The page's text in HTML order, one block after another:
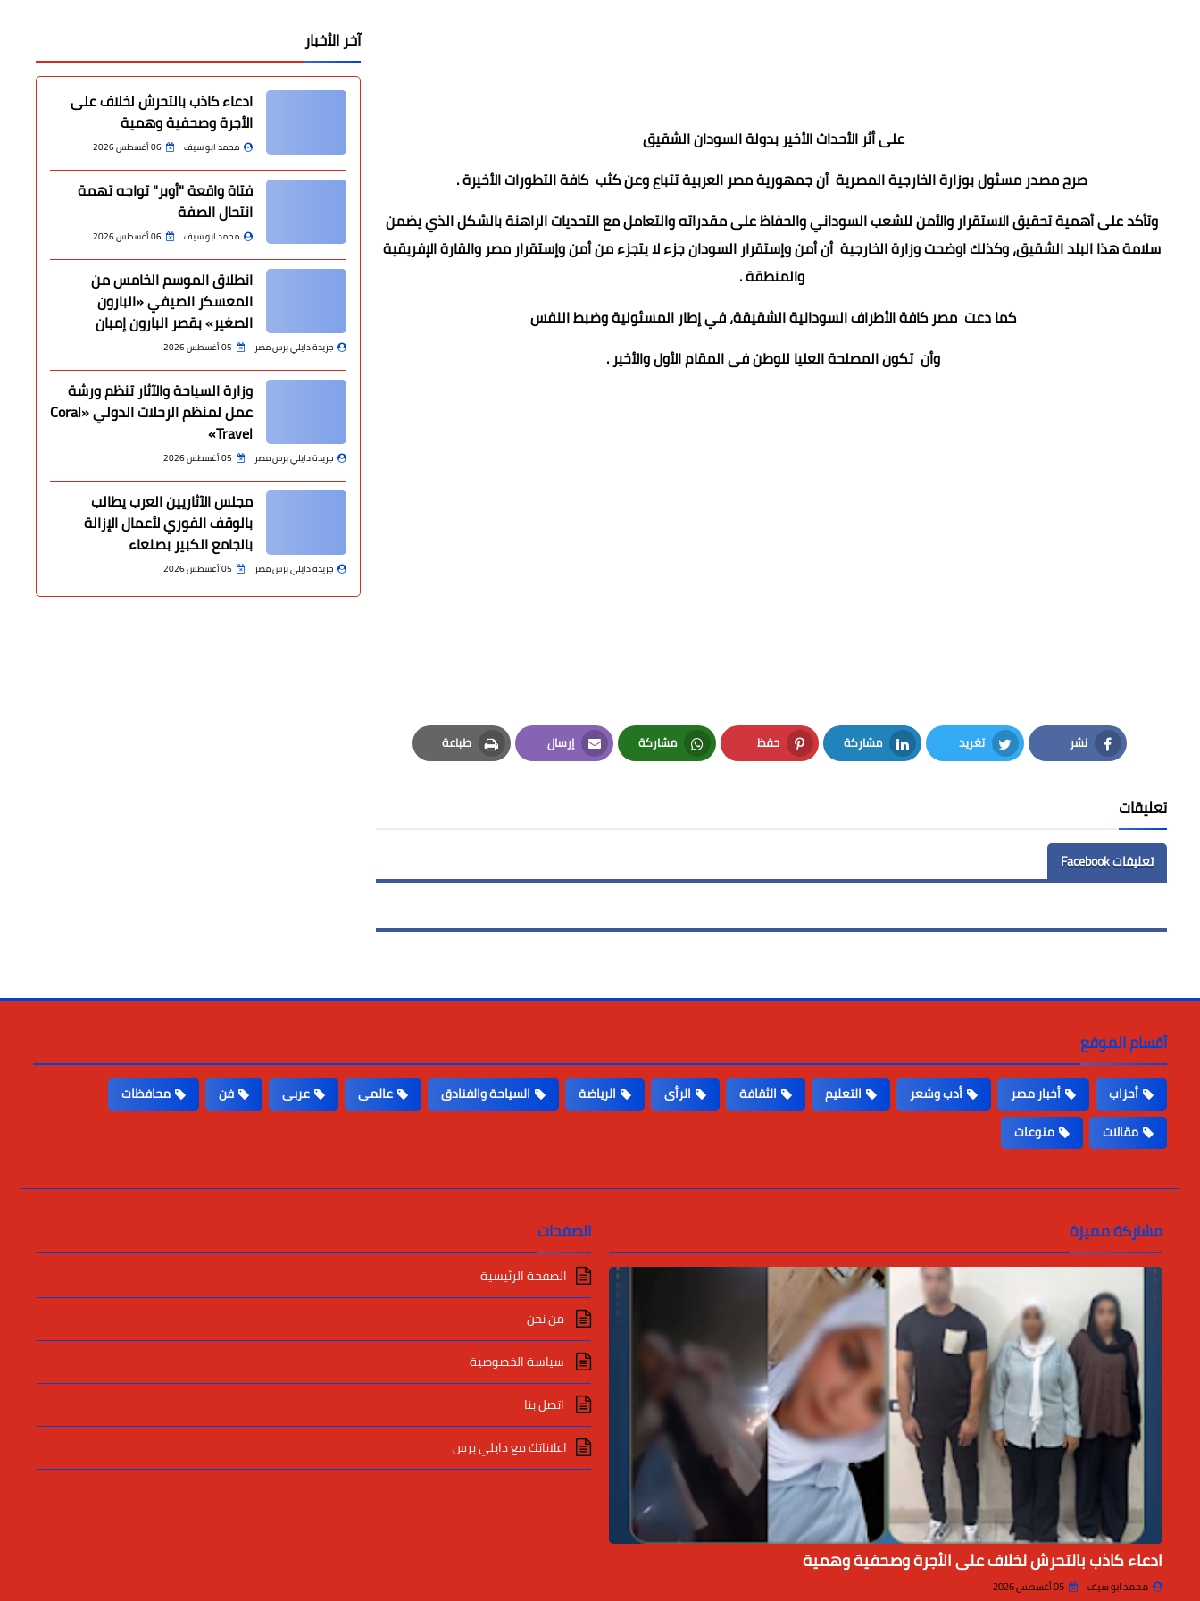
على أثر الأحداث الأخير بدولة السودان الشقيق
صرح مصدر مسئول بوزارة الخارجية المصرية أن جمهورية مصر العربية تتباع وعن كثب كافة التطورات الأخيرة .
وتأكد على أهمية تحقيق الاستقرار والأمن للشعب السوداني والحفاظ على مقدراته والتعامل مع التحديات الراهنة بالشكل الذي يضمن
سلامة هذا البلد الشقيق، وكذلك اوضحت وزارة الخارجية أن أمن وإستقرار السودان جزء لا يتجزء من أمن وإستقرار مصر والقارة الإفريقية
والمنطقة .
كما دعت مصر كافة الأطراف السودانية الشقيقة، في إطار المسئولية وضبط النفس
وأن تكون المصلحة العليا للوطن فى المقام الأول والأخير .
نشر
Facebook
تغريد
Twitter
مشاركة
LinkedIn
حفظ
Pinterest
مشاركة
Whatsapp
إرسال
Email
طباعة
Print
تعليقات
تعليقات Facebook
آخر الأخبار
ادعاء كاذب بالتحرش لخلاف على
الأجرة وصحفية وهمية
محمد ابو سيف 06 أغسطس 2026
فتاة واقعة "أوبر" تواجه تهمة
انتحال الصفة
محمد ابو سيف 06 أغسطس 2026
انطلاق الموسم الخامس من
المعسكر الصيفي «البارون
الصغير» بقصر البارون إمبان
جريدة دايلي برس مصر 05 أغسطس 2026
وزارة السياحة والآثار تنظم ورشة
عمل لمنظم الرحلات الدولي «Coral
Travel»
جريدة دايلي برس مصر 05 أغسطس 2026
مجلس الآثاريين العرب يطالب
بالوقف الفوري لأعمال الإزالة
بالجامع الكبير بصنعاء
جريدة دايلي برس مصر 05 أغسطس 2026
أقسام الموقع
أحزاب أخبار مصر أدب وشعر التعليم الثقافة الرأى الرياضة السياحة والفنادق عالمى عربى فن
محافظات
مقالات
منوعات
مشاركة مميزة
ادعاء كاذب بالتحرش لخلاف على الأجرة وصحفية وهمية
محمد ابو سيف 05 أغسطس 2026
الصفحات
الصفحة الرئيسية
من نحن
سياسة الخصوصية
اتصل بنا
اعلاناتك مع دايلي برس